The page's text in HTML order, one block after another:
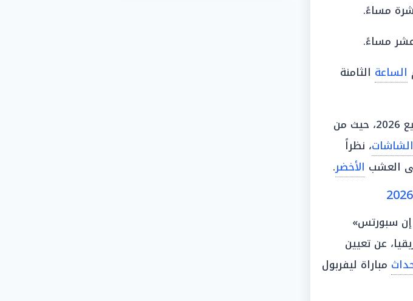
مساءً.
عشر مساءً.
الساعة الثامنة
ليتناسب مع ذروة المشاهدة الرياضية في ربيع 2026، حيث من
الشاشات، نظراً
العشب الأخضر.
إن سبورتس»
عن تعيين
مباراة ليفربول